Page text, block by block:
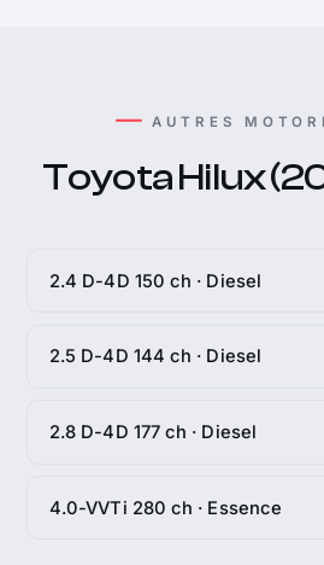
AUTRES
Toyota Hilux
2.4 D-4D 150 ch · Diesel
2.5 D-4D 144 ch · Diesel
2.8 D-4D 177 ch · Diesel
4.0-VVTi 280 ch · Essence